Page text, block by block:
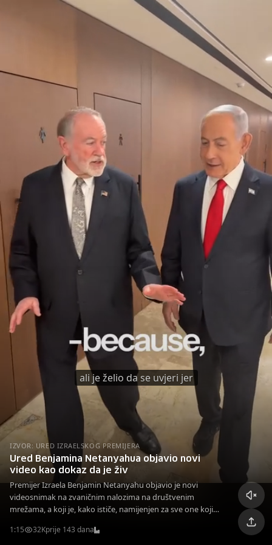
ali je želio da se uvjeri jer
IZVOR: URED IZRAELSKOG PREMIJERA
Ured Benjamina Netanyahua objavio novi
video kao dokaz da je živ
Premijer Izraela Benjamin Netanyahu objavio je novi
videosnimak na zvaničnim nalozima na društvenim
mrežama, a koji je, kako ističe, namijenjen za sve one koji
1:15 32Kprije 143 dana